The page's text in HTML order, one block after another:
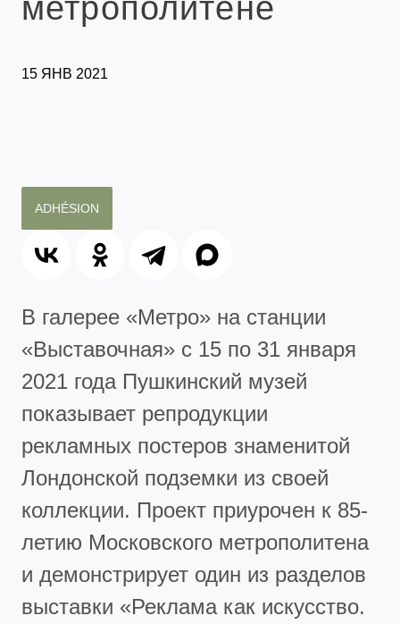
метрополитене
15 ЯНВ 2021
ADHÉSION
В галерее «Метро» на станции
«Выставочная» с 15 по 31 января
2021 года Пушкинский музей
показывает репродукции
рекламных постеров знаменитой
Лондонской подземки из своей
коллекции. Проект приурочен к 85-
летию Московского метрополитена
и демонстрирует один из разделов
выставки «Реклама как искусство.